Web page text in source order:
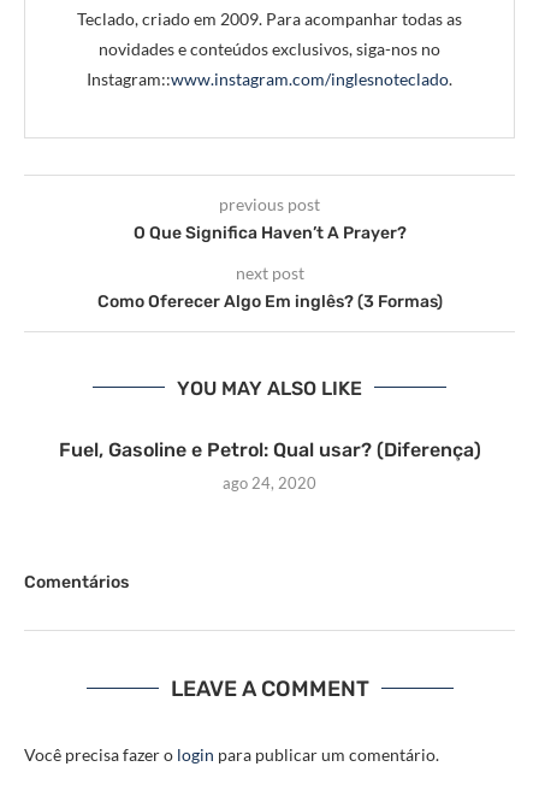
Teclado, criado em 2009. Para acompanhar todas as
novidades e conteúdos exclusivos, siga-nos no
Instagram::www.instagram.com/inglesnoteclado.
previous post
O Que Significa Haven’t A Prayer?
next post
Como Oferecer Algo Em inglês? (3 Formas)
YOU MAY ALSO LIKE
Fuel, Gasoline e Petrol: Qual usar? (Diferença)
ago 24, 2020
Comentários
LEAVE A COMMENT
Você precisa fazer o login para publicar um comentário.